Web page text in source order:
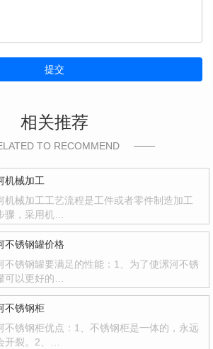
提交
相关推荐
TO RECOMMEND
机械加工
机械加工工艺流程是工件或者零件制造加工
骤，采用机…
不锈钢罐价格
不锈钢罐要满足的性能：1、为了使漯河不锈
可以更好的…
不锈钢柜
不锈钢柜优点：1、不锈钢柜是一体的，永远
开裂。2、…